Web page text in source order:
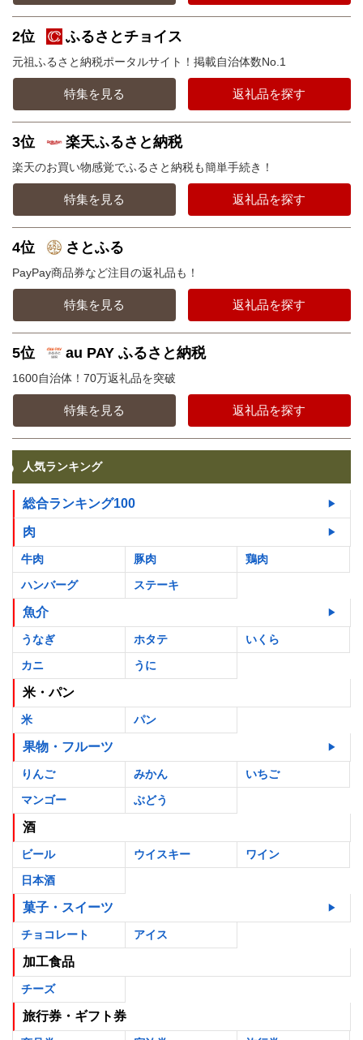
2位 ふるさとチョイス
元祖ふるさと納税ポータルサイト！掲載自治体数No.1
特集を見る 返礼品を探す
3位 楽天ふるさと納税
楽天のお買い物感覚でふるさと納税も簡単手続き！
特集を見る 返礼品を探す
4位 さとふる
PayPay商品券など注目の返礼品も！
特集を見る 返礼品を探す
5位 au PAY ふるさと納税
1600自治体！70万返礼品を突破
特集を見る 返礼品を探す
人気ランキング
総合ランキング100
肉
牛肉 豚肉
鶏肉
ハンバーグ
ステーキ
魚介
うなぎ ホタテ
いくら
カニ
うに
米・パン
米 パン
果物・フルーツ
りんご みかん
いちご
マンゴー
ぶどう
酒
ビール ウイスキー
ワイン
日本酒
菓子・スイーツ
チョコレート アイス
加工食品
チーズ
旅行券・ギフト券